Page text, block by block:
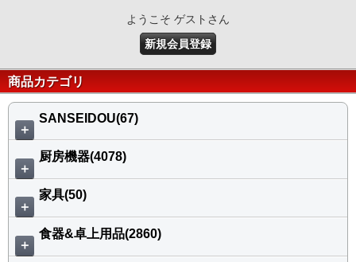
ようこそ ゲストさん
新規会員登録
商品カテゴリ
＋
SANSEIDOU(67)
＋
厨房機器(4078)
＋
家具(50)
＋
食器&卓上用品(2860)